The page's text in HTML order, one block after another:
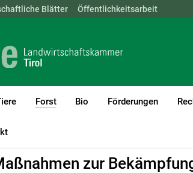
ÖSTERREICH BGLD KTN NÖ OÖ
Blätter Öffentlichkeitsarbeit
Forst
(current)1
Bio Förderungen
zur